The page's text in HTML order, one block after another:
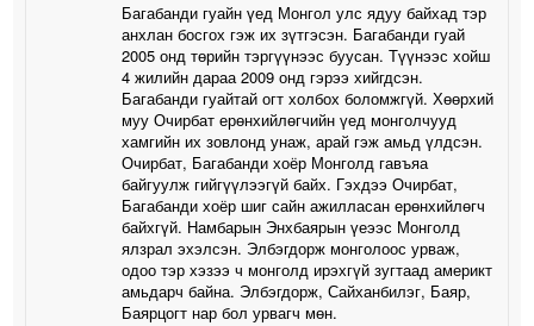
Багабанди гуайн үед Монгол улс ядуу байхад тэр
анхлан босгох гэж их зүтгэсэн. Багабанди гуай
2005 онд төрийн тэргүүнээс буусан. Түүнээс хойш
4 жилийн дараа 2009 онд гэрээ хийгдсэн.
Багабанди гуайтай огт холбох боломжгүй. Хөөрхий
муу Очирбат ерөнхийлөгчийн үед монголчууд
хамгийн их зовлонд унаж, арай гэж амьд үлдсэн.
Очирбат, Багабанди хоёр Монголд гавъяа
байгуулж гийгүүлээгүй байх. Гэхдээ Очирбат,
Багабанди хоёр шиг сайн ажилласан ерөнхийлөгч
байхгүй. Намбарын Энхбаярын үеээс Монголд
ялзрал эхэлсэн. Элбэгдорж монголоос урваж,
одоо тэр хэзээ ч монголд ирэхгүй зугтаад америкт
амьдарч байна. Элбэгдорж, Сайханбилэг, Баяр,
Баярцогт нар бол урвагч мөн.